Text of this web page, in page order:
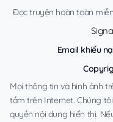
Đọc truyện hoàn toàn
Email khiếu
Mọi thông tin và hình ảnh
tầm trên Internet. Chúng
quyền nội dung hiển thị.